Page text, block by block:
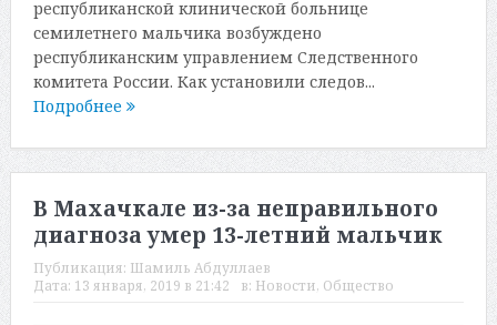
республиканской клинической больнице
семилетнего мальчика возбуждено
республиканским управлением Следственного
комитета России. Как установили следов...
Подробнее
В Махачкале из-за неправильного
диагноза умер 13-летний мальчик
Публикация: Шамиль Абдуллаев
Дата: 13 января, 2019 в 21:42 в: Новости, Общество